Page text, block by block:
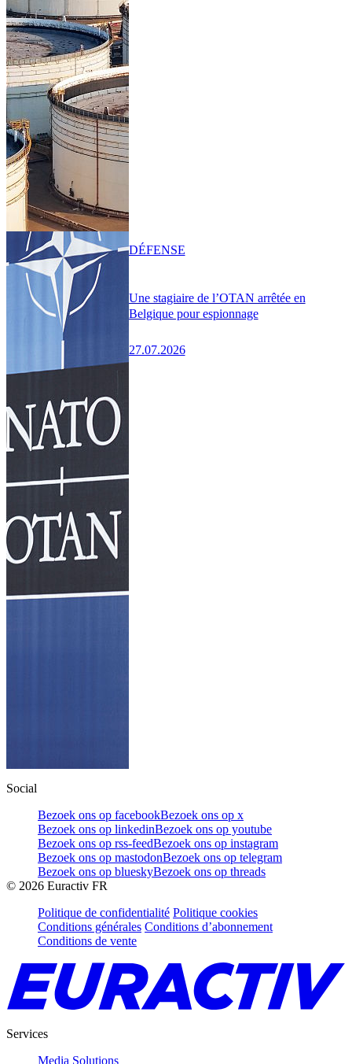
Une stagiaire de l’OTAN arrêtée en
Belgique pour espionnage
27.07.2026
DÉFENSE
Social
Bezoek ons op facebookBezoek ons op x
Bezoek ons op linkedinBezoek ons op youtube
Bezoek ons op rss-feedBezoek ons op instagram
Bezoek ons op mastodonBezoek ons op telegram
Bezoek ons op blueskyBezoek ons op threads
© 2026 Euractiv FR
Politique de confidentialité Politique cookies
Conditions générales Conditions d’abonnement
Conditions de vente
Services
Media Solutions